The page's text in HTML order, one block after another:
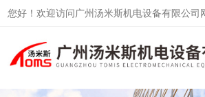
您好！欢迎访问广州汤米斯机电设备有限公司